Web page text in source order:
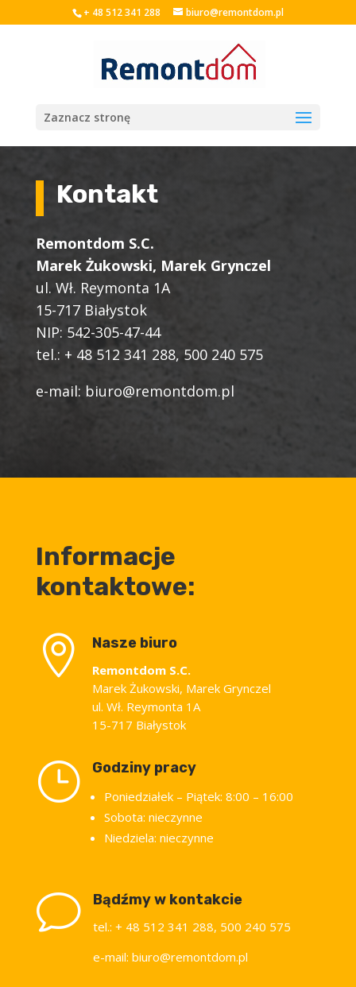
+ 48 512 341 288 biuro@remontdom.pl
Zaznacz stronę
Kontakt
Remontdom S.C.
Marek Żukowski, Marek Grynczel
ul. Wł. Reymonta 1A
15-717 Białystok
NIP: 542-305-47-44
tel.: + 48 512 341 288, 500 240 575
e-mail: biuro@remontdom.pl
Informacje
kontaktowe:
 Nasze biuro
Remontdom S.C.
Marek Żukowski, Marek Grynczel
ul. Wł. Reymonta 1A
15-717 Białystok
} Godziny pracy
Poniedziałek – Piątek: 8:00 – 16:00
Sobota: nieczynne
Niedziela: nieczynne
v Bądźmy w kontakcie
tel.: + 48 512 341 288, 500 240 575
e-mail: biuro@remontdom.pl